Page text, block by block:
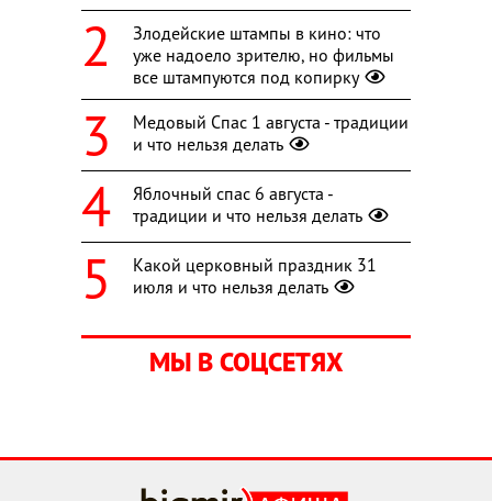
Злодейские штампы в кино: что
уже надоело зрителю, но фильмы
все штампуются под копирку
Медовый Спас 1 августа - традиции
и что нельзя делать
Яблочный спас 6 августа -
традиции и что нельзя делать
Какой церковный праздник 31
июля и что нельзя делать
МЫ В СОЦСЕТЯХ